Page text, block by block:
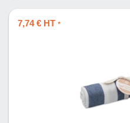
7,74 € HT *